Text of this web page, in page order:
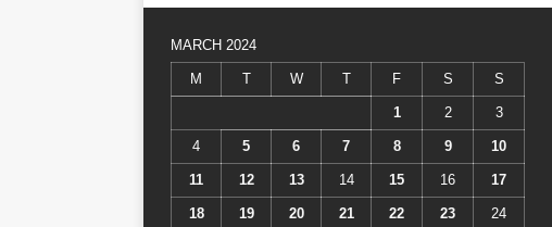
MARCH 2024
M T W T F S S
1 2 3
4 5 6 7 8 9 10
11 12 13 14 15 16 17
18 19 20 21 22 23 24